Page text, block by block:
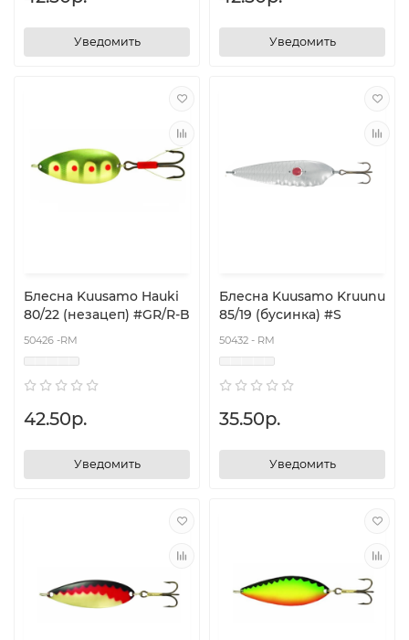
Уведомить Уведомить
Блесна Kuusamo Hauki
80/22 (незацеп) #GR/R-B
50426 -RM
42.50р.
Уведомить
Блесна Kuusamo Kruunu
85/19 (бусинка) #S
50432 - RM
35.50р.
Уведомить